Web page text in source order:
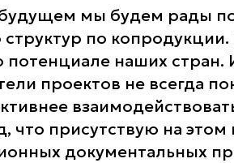
мы будем рады
структур по
потенциале наших
проектов не всегда
что присутствую на этом
документальных